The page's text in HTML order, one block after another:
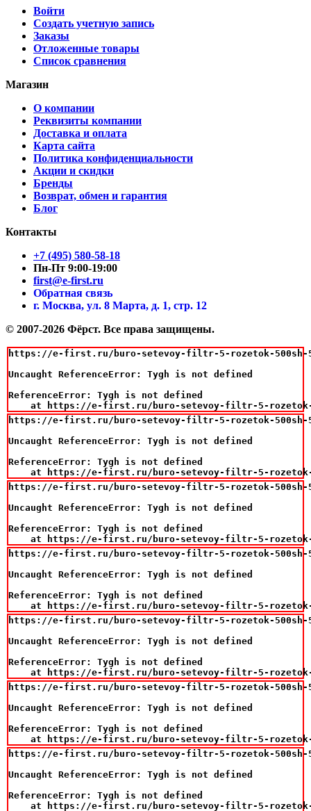
Войти
Создать учетную запись
Заказы
Отложенные товары
Список сравнения
Магазин
О компании
Реквизиты компании
Доставка и оплата
Карта сайта
Политика конфиденциальности
Акции и скидки
Бренды
Возврат, обмен и гарантия
Блог
Контакты
+7 (495) 580-58-18
Пн-Пт 9:00-19:00
first@e-first.ru
Обратная связь
г. Москва, ул. 8 Марта, д. 1, стр. 12
© 2007-2026 Фёрст. Все права защищены.
https://e-first.ru/buro-setevoy-filtr-5-rozetok-500sh-5-
Uncaught ReferenceError: Tygh is not defined
ReferenceError: Tygh is not defined
at https://e-first.ru/buro-setevoy-filtr-5-
https://e-first.ru/buro-setevoy-filtr-5-rozetok-500sh-5-
Uncaught ReferenceError: Tygh is not defined
ReferenceError: Tygh is not defined
at https://e-first.ru/buro-setevoy-filtr-5-
https://e-first.ru/buro-setevoy-filtr-5-rozetok-500sh-5-
Uncaught ReferenceError: Tygh is not defined
ReferenceError: Tygh is not defined
at https://e-first.ru/buro-setevoy-filtr-5-
https://e-first.ru/buro-setevoy-filtr-5-rozetok-500sh-5-
Uncaught ReferenceError: Tygh is not defined
ReferenceError: Tygh is not defined
at https://e-first.ru/buro-setevoy-filtr-5-
https://e-first.ru/buro-setevoy-filtr-5-rozetok-500sh-5-
Uncaught ReferenceError: Tygh is not defined
ReferenceError: Tygh is not defined
at https://e-first.ru/buro-setevoy-filtr-5-
https://e-first.ru/buro-setevoy-filtr-5-rozetok-500sh-5-
Uncaught ReferenceError: Tygh is not defined
ReferenceError: Tygh is not defined
at https://e-first.ru/buro-setevoy-filtr-5-
https://e-first.ru/buro-setevoy-filtr-5-rozetok-500sh-5-
Uncaught ReferenceError: Tygh is not defined
ReferenceError: Tygh is not defined
at https://e-first.ru/buro-setevoy-filtr-5-